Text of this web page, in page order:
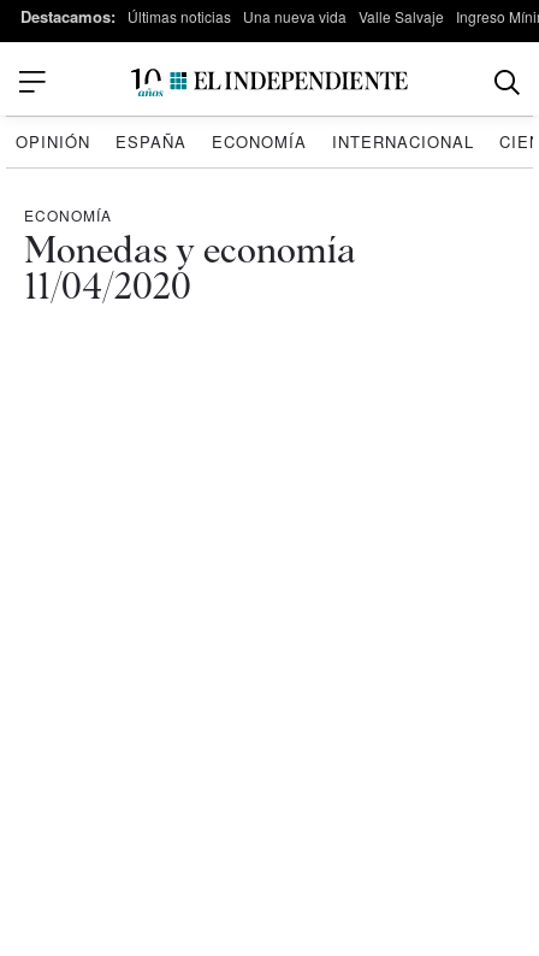
Destacamos: Últimas noticias Una nueva vida Valle Salvaje Ingreso
OPINIÓN ESPAÑA ECONOMÍA INTERNACIONAL
ECONOMÍA
Monedas y economía
11/04/2020